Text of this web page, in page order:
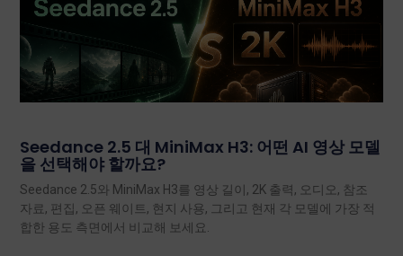
Seedance 2.5 대 MiniMax H3: 어떤 AI 영상 모델
을 선택해야 할까요?
Seedance 2.5와 MiniMax H3를 영상 길이, 2K 출력, 오디오, 참조
자료, 편집, 오픈 웨이트, 현지 사용, 그리고 현재 각 모델에 가장 적
합한 용도 측면에서 비교해 보세요.